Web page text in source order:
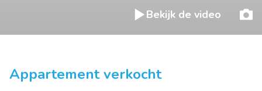
Bekijk de video
Appartement verkocht